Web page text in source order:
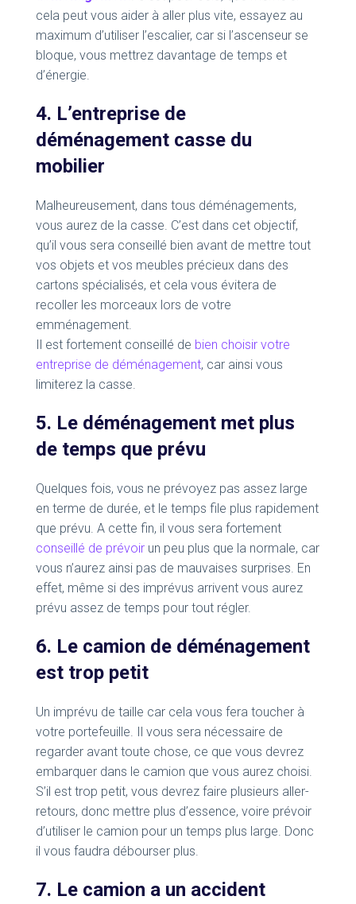
cela peut vous aider à aller plus vite, essayez au
maximum d’utiliser l’escalier, car si l’ascenseur se
bloque, vous mettrez davantage de temps et
d’énergie.
4. L’entreprise de
déménagement casse du
mobilier
Malheureusement, dans tous déménagements,
vous aurez de la casse. C’est dans cet objectif,
qu’il vous sera conseillé bien avant de mettre tout
vos objets et vos meubles précieux dans des
cartons spécialisés, et cela vous évitera de
recoller les morceaux lors de votre
emménagement.
Il est fortement conseillé de bien choisir votre
entreprise de déménagement, car ainsi vous
limiterez la casse.
5. Le déménagement met plus
de temps que prévu
Quelques fois, vous ne prévoyez pas assez large
en terme de durée, et le temps file plus rapidement
que prévu. A cette fin, il vous sera fortement
conseillé de prévoir un peu plus que la normale, car
vous n’aurez ainsi pas de mauvaises surprises. En
effet, même si des imprévus arrivent vous aurez
prévu assez de temps pour tout régler.
6. Le camion de déménagement
est trop petit
Un imprévu de taille car cela vous fera toucher à
votre portefeuille. Il vous sera nécessaire de
regarder avant toute chose, ce que vous devrez
embarquer dans le camion que vous aurez choisi.
S’il est trop petit, vous devrez faire plusieurs aller-
retours, donc mettre plus d’essence, voire prévoir
d’utiliser le camion pour un temps plus large. Donc
il vous faudra débourser plus.
7. Le camion a un accident